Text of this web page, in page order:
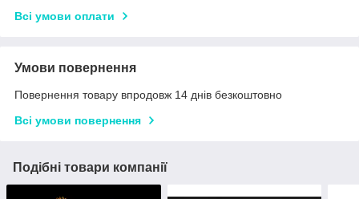
Всі умови оплати
Умови повернення
Повернення товару впродовж 14 днів безкоштовно
Всі умови повернення
Подібні товари компанії